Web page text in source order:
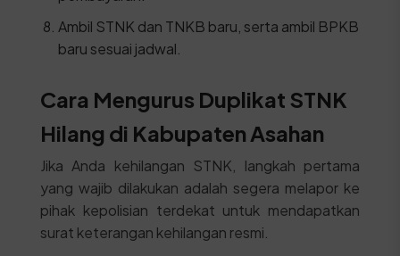
Ambil STNK dan TNKB baru, serta ambil BPKB
baru sesuai jadwal.
Cara Mengurus Duplikat STNK
Hilang di Kabupaten Asahan
Jika Anda kehilangan STNK, langkah pertama
yang wajib dilakukan adalah segera melapor ke
pihak kepolisian terdekat untuk mendapatkan
surat keterangan kehilangan resmi.